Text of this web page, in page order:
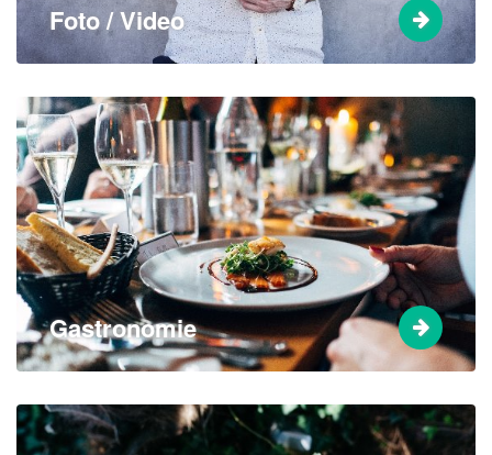
Foto / Video
Gastronomie